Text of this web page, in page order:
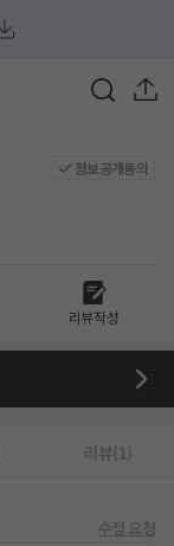
정보공개동의
리뷰작성
리뷰(1)
수정 요청